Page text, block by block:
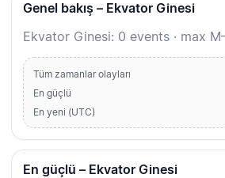
Genel bakış – Ekvator Ginesi
Ekvator Ginesi: 0 events · max
Tüm zamanlar olayları
En güçlü
En yeni (UTC)
En güçlü – Ekvator Ginesi